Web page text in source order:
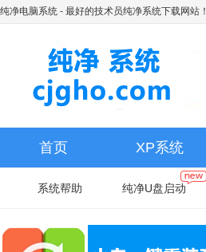
纯净电脑系统 - 最好的技术员纯净系统下载网站！
首页 XP系统
系统帮助 纯净U盘启动